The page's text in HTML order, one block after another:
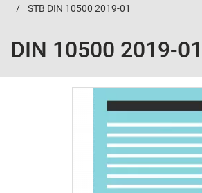
STB DIN 10500 2019-01
DIN 10500 2019-